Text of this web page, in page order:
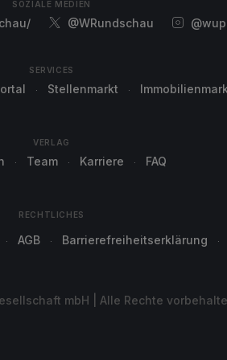
SOZIALE MEDIEN
@WRundschau
SERVICES
Stellenmarkt
VERLAG
Team Karriere FAQ
RECHTLICHES
AGB Barrierefreiheitserklärung
mbH | Alle Rechte